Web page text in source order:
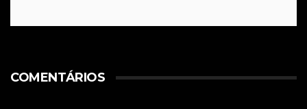
COMENTÁRIOS